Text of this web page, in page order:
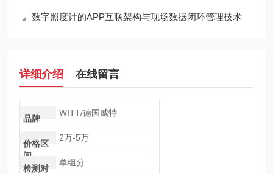
数字照度计的APP互联架构与现场数据闭环管理技术
详细介绍 在线留言
品牌
WITT/德国威特
价格区
间
2万-5万
检测对
单组分